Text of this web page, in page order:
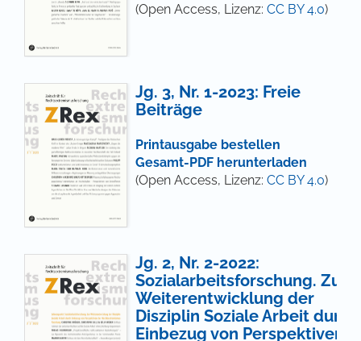
(Open Access, Lizenz: CC BY 4.0)
Jg. 3, Nr. 1-2023: Freie
Beiträge
Printausgabe bestellen
Gesamt-PDF herunterladen
(Open Access, Lizenz: CC BY 4.0)
Jg. 2, Nr. 2-2022:
Sozialarbeitsforschung. Zur
Weiterentwicklung der
Disziplin Soziale Arbeit durch
Einbezug von Perspektiven